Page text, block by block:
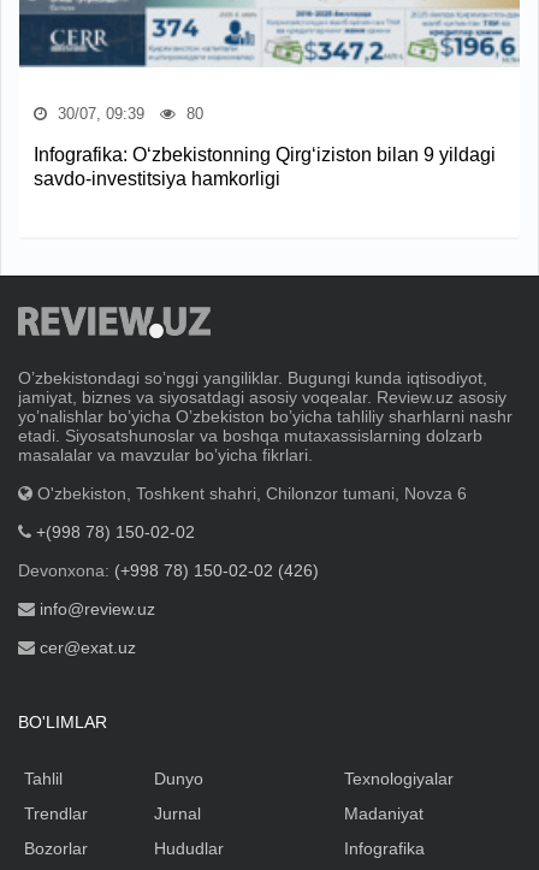
30/07, 09:39 80
Infografika: O‘zbekistonning Qirg‘iziston bilan 9 yildagi
savdo-investitsiya hamkorligi
Oʼzbekistondagi soʼnggi yangiliklar. Bugungi kunda iqtisodiyot,
jamiyat, biznes va siyosatdagi asosiy voqealar. Review.uz asosiy
yoʼnalishlar boʼyicha Oʼzbekiston boʼyicha tahliliy sharhlarni nashr
etadi. Siyosatshunoslar va boshqa mutaxassislarning dolzarb
masalalar va mavzular boʼyicha fikrlari.
O'zbekiston, Toshkent shahri, Chilonzor tumani, Novza 6
+(998 78) 150-02-02
Devonxona: (+998 78) 150-02-02 (426)
info@review.uz
cer@exat.uz
BO'LIMLAR
Tahlil
Trendlar
Bozorlar
Dunyo
Jurnal
Hududlar
Texnologiyalar
Madaniyat
Infografika